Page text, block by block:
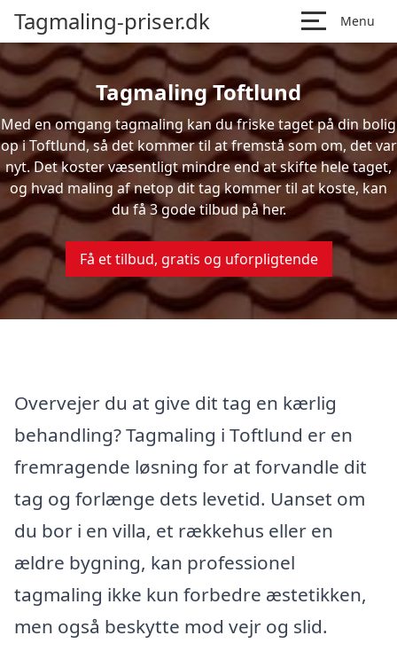
Tagmaling-priser.dk Menu
Tagmaling Toftlund
Med en omgang tagmaling kan du friske taget på din bolig
op i Toftlund, så det kommer til at fremstå som om, det var
nyt. Det koster væsentligt mindre end at skifte hele taget,
og hvad maling af netop dit tag kommer til at koste, kan
du få 3 gode tilbud på her.
Få et tilbud, gratis og uforpligtende
Overvejer du at give dit tag en kærlig
behandling? Tagmaling i Toftlund er en
fremragende løsning for at forvandle dit
tag og forlænge dets levetid. Uanset om
du bor i en villa, et rækkehus eller en
ældre bygning, kan professionel
tagmaling ikke kun forbedre æstetikken,
men også beskytte mod vejr og slid.